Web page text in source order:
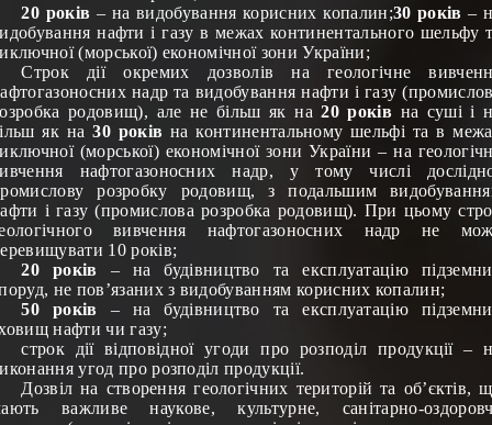
20 років – на видобування корисних копалин;30 років –
нафти і газу в межах континентального шельфу
(морської) економічної зони України;
Cтрок дії окремих дозволів на геологічне
надр та видобування нафти і газу
родовищ), але не більш як на20 років на суші і
як на30 років на континентальному шельфі та в
(морської) економічної зони України – на
нафтогазоносних надр, у тому числі
розробку родовищ, з подальшим
і газу (промислова розробка родовищ). При цьому
вивчення нафтогазоносних надр не
10 років;
20 років – на будівництво та експлуатацію
не пов’язаних з видобуванням корисних копалин;
50 років – на будівництво та експлуатацію
нафти чи газу;
строк дії відповідної угоди про розподіл продукції –
угод про розподіл продукції.
Дозвіл на створення геологічних територій та об’єктів,
важливе наукове, культурне, санітарно-